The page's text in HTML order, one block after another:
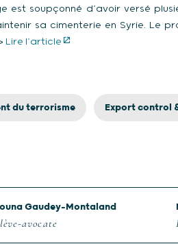
soupçonné d’avoir versé
sa cimenterie en Syrie. Le
Lire l’article
du terrorisme Export control
Gaudey-Montaland
avocate